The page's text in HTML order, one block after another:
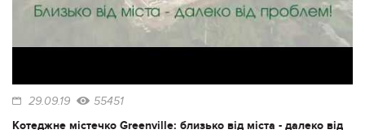
29.09.19 55451
Котеджне містечко Greenville: близько від міста - далеко від